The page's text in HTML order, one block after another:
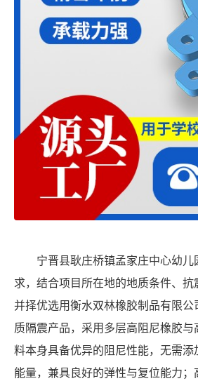
宁晋县耿庄桥镇孟家庄中心幼
求，结合项目所在地的地质条件、
并择优选用衡水双林橡胶制品有限
质隔震产品，采用多层高阻尼橡胶
料本身具备优异的阻尼性能，无需
能量，兼具良好的弹性与复位能力